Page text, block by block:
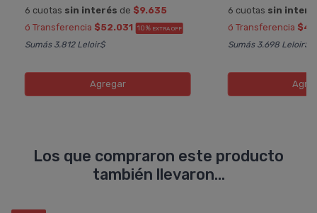
6 cuotas sin interés de $9.635
ó Transferencia $52.031 10% EXTRA OFF
Sumás 3.812 Leloir$
Agregar
6 cuotas sin
ó Transferencia
Sumás 3.698 Leloir$
Los que compraron este producto
también llevaron...